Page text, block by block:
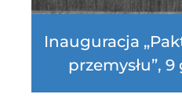
Inauguracja
przemysłu”,